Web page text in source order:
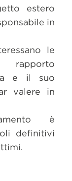
estero
in
le
rapporto
e il suo
valere in
è
definitivi